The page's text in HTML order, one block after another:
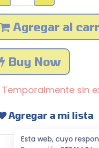
Agregar al
Buy Now
Temporalmente sin
Agregar a mi lista
Esta web, cuyo